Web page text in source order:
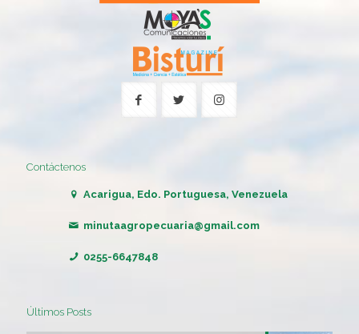
Contáctenos
Acarigua, Edo. Portuguesa, Venezuela
minutaagropecuaria@gmail.com
0255-6647848
Últimos Posts